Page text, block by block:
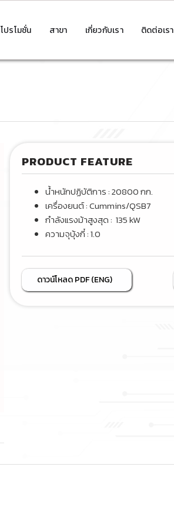
โปรโมชั่น สาขา เกี่ยวกับเรา ติดต่อเรา
PRODUCT FEATURE
น้ำหนักปฏิบัติการ : 20800 กก.
เครื่องยนต์ : Cummins/QSB7
กำลังแรงม้าสูงสุด : 135 kW
ความจุบุ้งกี๋ : 1.0
ดาวน์โหลด PDF (ENG)